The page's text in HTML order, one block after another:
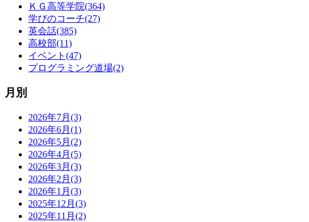
ＫＧ高等学院(364)
学びのコーチ(27)
英会話(385)
高校部(11)
イベント(47)
プログラミング道場(2)
月別
2026年7月(3)
2026年6月(1)
2026年5月(2)
2026年4月(5)
2026年3月(3)
2026年2月(3)
2026年1月(3)
2025年12月(3)
2025年11月(2)